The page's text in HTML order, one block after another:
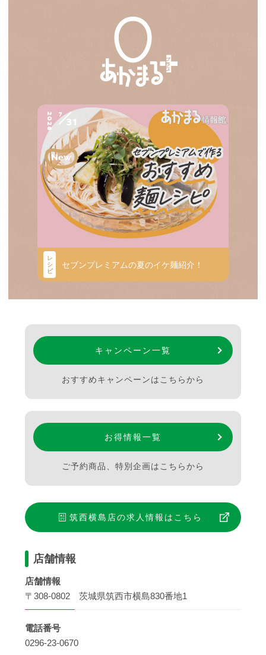
キャンペーン一覧
おすすめキャンペーンはこちらから
お得情報一覧
ご予約商品、特別企画はこちらから
筑西横島店の求人情報はこちら
2026 7
31
レ
シ
ピ
セブンプレミアムの夏のイケ麺紹介！
店舗情報
店舗情報
〒308-0802 茨城県筑西市横島830番地1
電話番号
0296-23-0670